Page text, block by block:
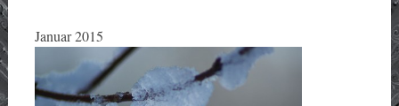
Januar 2015